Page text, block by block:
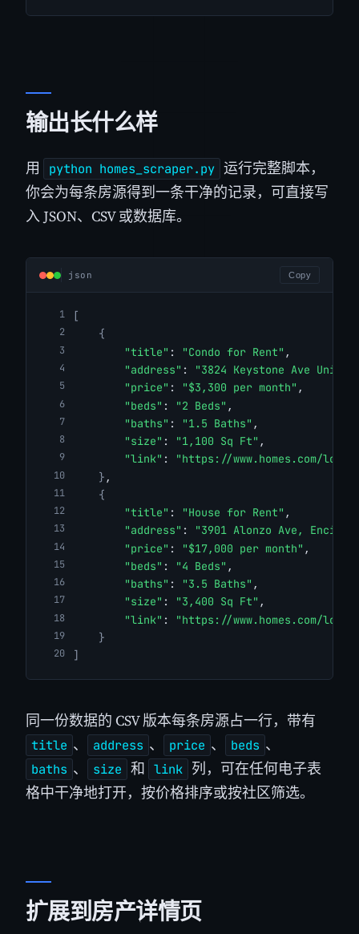
输出长什么样
用 python homes_scraper.py 运行完整脚本，
你会为每条房源得到一条干净的记录，可直接写
入 JSON、CSV 或数据库。
json Copy
[
{
"title" : "Condo for Rent" ,
"address" :
"3824 Keystone Ave Unit
"price" : "$3,300 per month" ,
"beds" : "2 Beds" ,
"baths" : "1.5 Baths" ,
"size" : "1,100 Sq Ft" ,
"link" :
"https://www.homes.com/
} ,
{
"title" : "House for Rent" ,
"address" :
"3901 Alonzo Ave, Encino,
"price" : "$17,000 per month" ,
"beds" : "4 Beds" ,
"baths" : "3.5 Baths" ,
"size" : "3,400 Sq Ft" ,
"link" :
"https://www.homes.com/los-
}
]
同一份数据的 CSV 版本每条房源占一行，带有
title 、 address 、 price 、 beds 、
baths 、 size 和 link 列，可在任何电子表
格中干净地打开，按价格排序或按社区筛选。
扩展到房产详情页